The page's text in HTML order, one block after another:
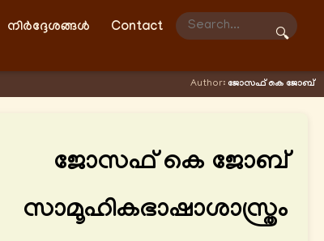
നിർദ്ദേശങ്ങൾ Contact
🔍
Author: ജോസഫ് കെ ജോബ്
ജോസഫ് കെ ജോബ്
സാമൂഹികഭാഷാശാസ്ത്രം